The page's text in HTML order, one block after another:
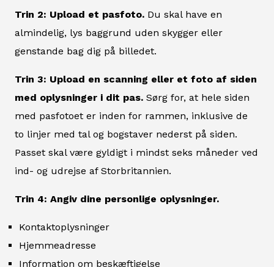
Trin 2: Upload et pasfoto. Du skal have en
almindelig, lys baggrund uden skygger eller
genstande bag dig på billedet.
Trin 3: Upload en scanning eller et foto af siden
med oplysninger i dit pas. Sørg for, at hele siden
med pasfotoet er inden for rammen, inklusive de
to linjer med tal og bogstaver nederst på siden.
Passet skal være gyldigt i mindst seks måneder ved
ind- og udrejse af Storbritannien.
Trin 4: Angiv dine personlige oplysninger.
Kontaktoplysninger
Hjemmeadresse
Information om beskæftigelse